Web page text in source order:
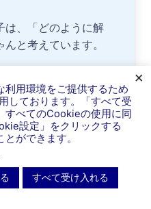
は、「どのように解
と考えています。
。勉強しているとき
ます。
ように解けば速く
ています。
利用環境をご提供するため
しております。「すべて受
すべてのCookieの使用に同
設定」をクリックする
ができます。
すべて受け入れる
×